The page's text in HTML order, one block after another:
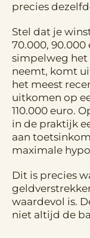
precies
Stel dat je
70.000, 90.000
simpelweg
neemt, komt
het meest
uitkomen op
110.000 euro.
in de praktijk
aan
maximale
Dit is precies
waardevol is.
niet altijd de